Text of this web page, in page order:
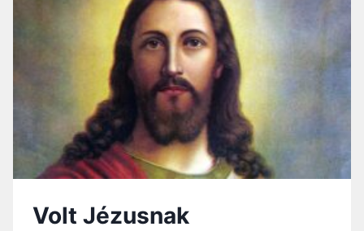
MENNYEZETÉN
NYÍLÁS?
Volt Jézusnak